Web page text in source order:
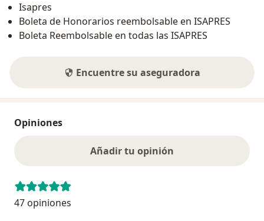
Isapres
Boleta de Honorarios reembolsable en ISAPRES
Boleta Reembolsable en todas las ISAPRES
Encuentre su aseguradora
Opiniones
Añadir tu opinión
47 opiniones